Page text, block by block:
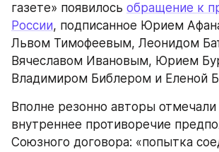
газете» появилось обращение к
России, подписанное Юрием
Львом Тимофеевым, Леонидом
Вячеславом Ивановым, Юрием
Владимиром Библером и Еленой
Вполне резонно авторы отмечали
внутреннее противоречие
Союзного договора: «попытка